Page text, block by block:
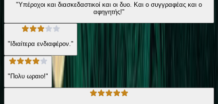
"Υπέροχοι και διασκεδαστικοί και οι δυο. Και ο συγγραφέας και ο
αφηγητής!"
"Ιδιαίτερα ενδιαφέρον."
"Πολυ ωραιο!"